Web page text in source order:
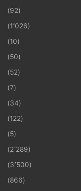
(92)
(1٬026)
(10)
(50)
(52)
(7)
(34)
(122)
(5)
(2٬289)
(3٬500)
(866)